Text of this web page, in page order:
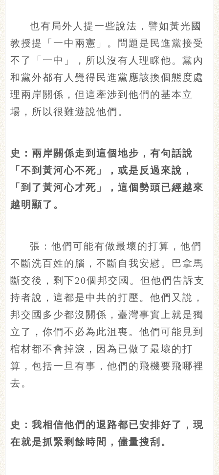
也有局外人提一些說法，譬如黃光國
教授提「一中兩憲」。問題是民進黨接受
不了「一中」，所以沒有人理睬他。黨內
和黨外都有人覺得民進黨應該換個態度處
理兩岸關係，但這牽涉到他們的基本立
場，所以很難遊說他們。
史：兩岸關係走到這個地步，有句話說
「不到黃河心不死」，或是反過來說，
「到了黃河心才死」，這個勢頭已經越來
越明顯了。
張：他們可能有做最壞的打算，他們
不斷洗百姓的腦，不斷自我安慰。巴拿馬
斷交後，剩下20個邦交國。但他們告訴支
持者說，這都是中共的打壓。他們又說，
邦交國多少都沒關係，臺灣事實上就是獨
立了，你們不必為此沮喪。他們可能見到
棺材都不會掉淚，因為已做了最壞的打
算，包括一旦有事，他們的飛機要飛哪裡
去。
史：我相信他們的退路都已安排好了，現
在就是抓緊剩餘時間，儘量搜刮。